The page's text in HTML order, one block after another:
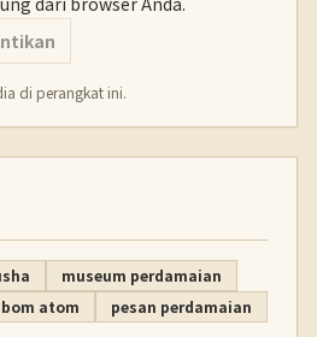
di perangkat ini.
museum perdamaian
bom atom pesan perdamaian